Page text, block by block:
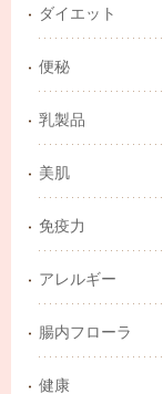
ダイエット
便秘
乳製品
美肌
免疫力
アレルギー
腸内フローラ
健康